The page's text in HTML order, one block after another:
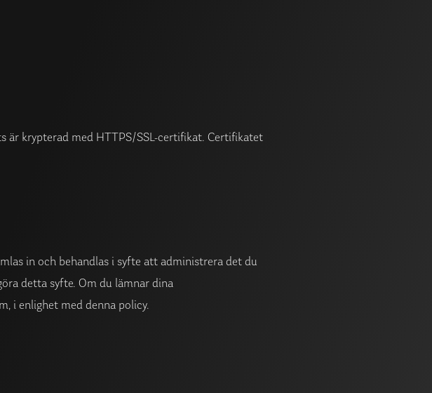
är krypterad med HTTPS/SSL-certifikat. Certifikatet
in och behandlas i syfte att administrera det du
detta syfte. Om du lämnar dina
i enlighet med denna policy.